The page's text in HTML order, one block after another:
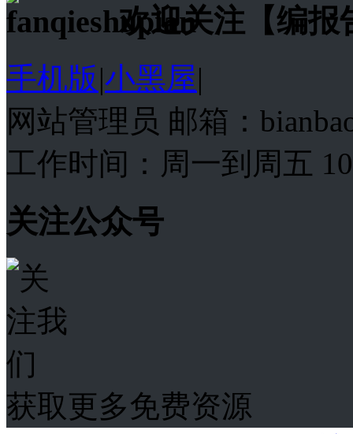
欢迎关注【编报
手机版|小黑屋|
网站管理员 邮箱：
工作时间：周一到周五
关注公众号
获取更多免费资源